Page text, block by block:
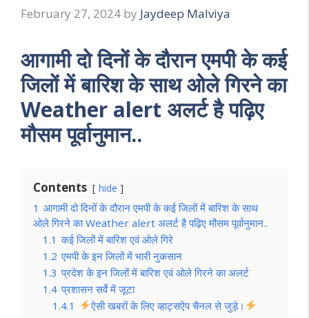
February 27, 2024 by Jaydeep Malviya
आगामी दो दिनों के दौरान एमपी के कई
जिलों में बारिश के साथ ओले गिरने का
Weather alert अलर्ट है पढ़िए
मौसम पूर्वानुमान..
Contents hide
1 आगामी दो दिनों के दौरान एमपी के कई जिलों में बारिश के साथ
ओले गिरने का Weather alert अलर्ट है पढ़िए मौसम पूर्वानुमान..
1.1 कई जिलों में बारिश एवं ओले गिरे
1.2 एमपी के इन जिलों में भारी नुकसान
1.3 प्रदेश के इन जिलों में बारिश एवं ओले गिरने का अलर्ट
1.4 प्रशासन सर्वे में जूटा
1.4.1
ऐसी खबरों के लिए व्हाट्सऐप चैनल से जुड़े।